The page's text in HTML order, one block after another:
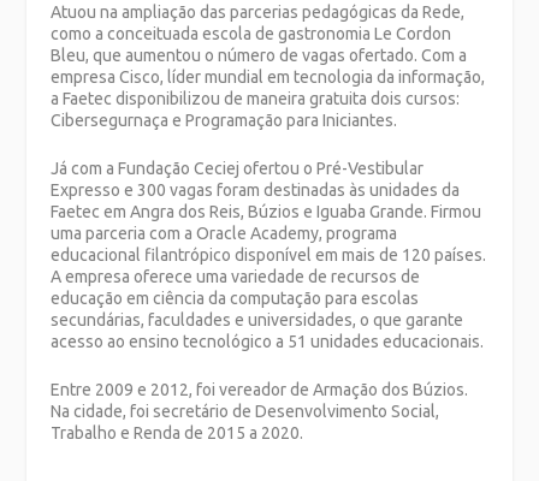
Atuou na ampliação das parcerias pedagógicas da Rede,
como a conceituada escola de gastronomia Le Cordon
Bleu, que aumentou o número de vagas ofertado. Com a
empresa Cisco, líder mundial em tecnologia da informação,
a Faetec disponibilizou de maneira gratuita dois cursos:
Cibersegurnaça e Programação para Iniciantes.
Já com a Fundação Ceciej ofertou o Pré-Vestibular
Expresso e 300 vagas foram destinadas às unidades da
Faetec em Angra dos Reis, Búzios e Iguaba Grande. Firmou
uma parceria com a Oracle Academy, programa
educacional filantrópico disponível em mais de 120 países.
A empresa oferece uma variedade de recursos de
educação em ciência da computação para escolas
secundárias, faculdades e universidades, o que garante
acesso ao ensino tecnológico a 51 unidades educacionais.
Entre 2009 e 2012, foi vereador de Armação dos Búzios.
Na cidade, foi secretário de Desenvolvimento Social,
Trabalho e Renda de 2015 a 2020.